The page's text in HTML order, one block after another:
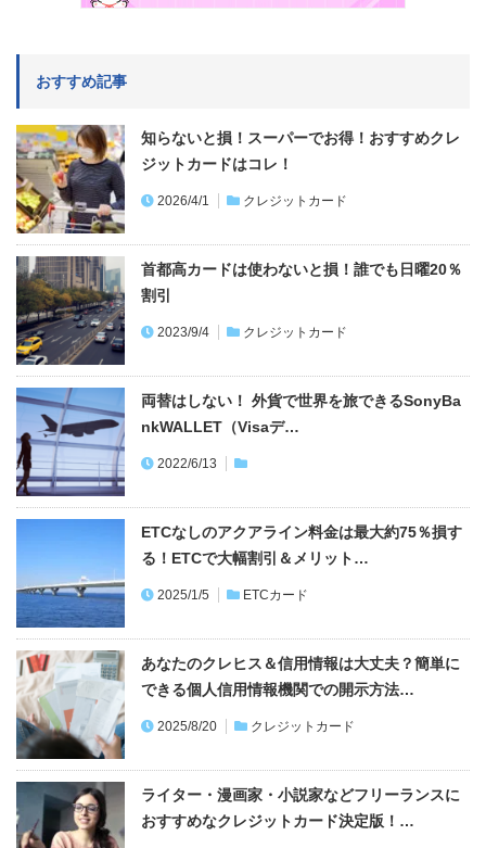
おすすめ記事
知らないと損！スーパーでお得！おすすめクレ
ジットカードはコレ！
2026/4/1 クレジットカード
首都高カードは使わないと損！誰でも日曜20％
割引
2023/9/4 クレジットカード
両替はしない！ 外貨で世界を旅できるSonyBa
nkWALLET（Visaデ…
2022/6/13
ETCなしのアクアライン料金は最大約75％損す
る！ETCで大幅割引＆メリット…
2025/1/5 ETCカード
あなたのクレヒス＆信用情報は大丈夫？簡単に
できる個人信用情報機関での開示方法…
2025/8/20 クレジットカード
ライター・漫画家・小説家などフリーランスに
おすすめなクレジットカード決定版！…